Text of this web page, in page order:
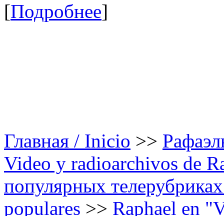
[Подробнее]
Главная / Inicio >>
Video y radioarchivos de
популярных
populares >> Raphael en